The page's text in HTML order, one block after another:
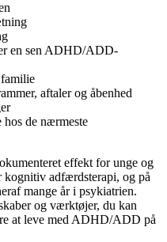
en sen ADHD/ADD-
aftaler og åbenhed
hos de nærmeste
effekt for unge og
adfærdsterapi, og på
mange år i psykiatrien.
og værktøjer, du kan
at leve med ADHD/ADD på